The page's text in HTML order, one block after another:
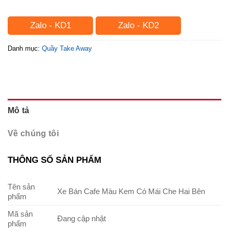
Zalo - KD1 Zalo - KD2
Danh mục: Quầy Take Away
Mô tả
Về chúng tôi
THÔNG SỐ SẢN PHẨM
Tên sản
phẩm
Xe Bán Cafe Màu Kem Có Mái Che Hai Bên
Mã sản
phẩm
Đang cập nhật